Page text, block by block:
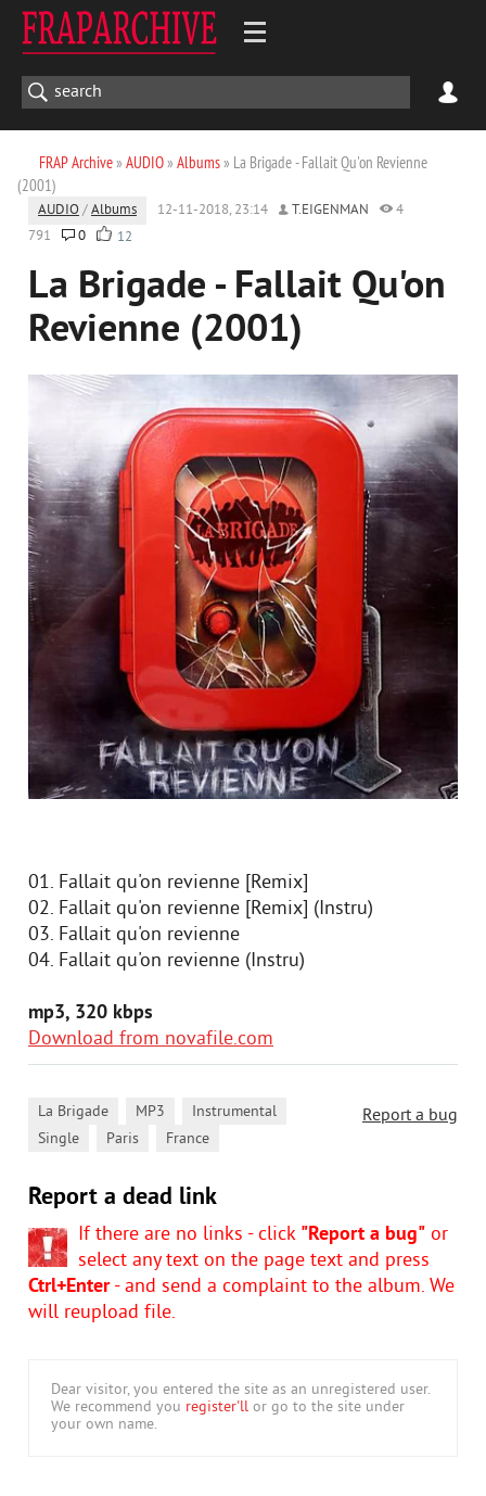
FRAP Archive» AUDIO» Albums» La Brigade - Fallait Qu'on Revienne
(2001)
AUDIO /Albums 12-11-2018, 23:14 T.EIGENMAN
4
791
0 12
La Brigade - Fallait Qu'on
Revienne (2001)
01. Fallait qu'on revienne [Remix]
02. Fallait qu'on revienne [Remix] (Instru)
03. Fallait qu'on revienne
04. Fallait qu'on revienne (Instru)
mp3, 320 kbps
Download from novafile.com
Report a bug
La Brigade MP3 Instrumental
Single Paris France
Report a dead link
If there are no links - click "Report a bug" or
select any text on the page text and press
Ctrl+Enter- and send a complaint to the album. We
will reupload file.
Dear visitor, you entered the site as an unregistered user.
We recommend you register'll or go to the site under
your own name.